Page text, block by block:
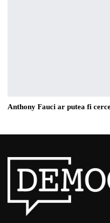
Anthony Fauci ar putea fi